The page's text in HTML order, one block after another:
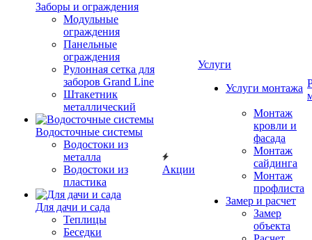
Заборы и ограждения
Модульные
ограждения
Панельные
ограждения
Рулонная сетка для
заборов Grand Line
Штакетник
металлический
Водосточные системы
Водостоки из
металла
Водостоки из
пластика
Для дачи и сада
Теплицы
Беседки
Акции
Услуги
Услуги монтажа
Монтаж
кровли и
фасада
Монтаж
сайдинга
Монтаж
профлиста
Замер и расчет
Замер
объекта